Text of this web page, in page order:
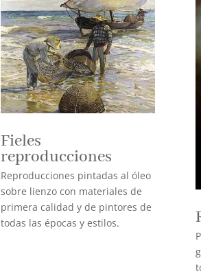
Fieles
reproducciones
Reproducciones pintadas al óleo
sobre lienzo con materiales de
primera calidad y de pintores de
todas las épocas y estilos.